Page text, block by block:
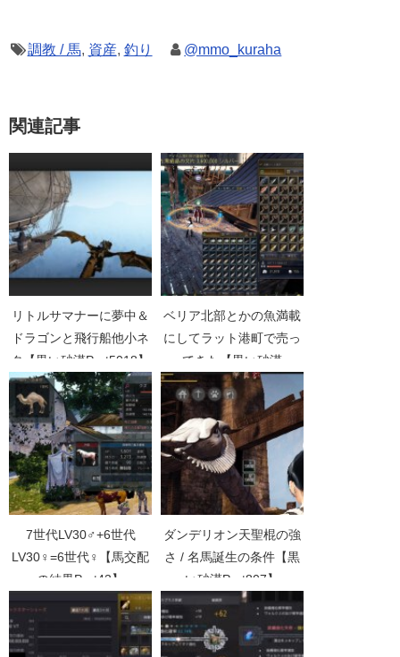
調教 / 馬, 資産, 釣り @mmo_kuraha
関連記事
リトルサマナーに夢中＆
ドラゴンと飛行船他小ネ
タ【黒い砂漠Part5018】
ベリア北部とかの魚満載
にしてラット港町で売っ
てきた【黒い砂漠
Part1059】
7世代LV30♂+6世代
LV30♀=6世代♀【馬交配
の結果Part43】
ダンデリオン天聖棍の強
さ / 名馬誕生の条件【黒
い砂漠Part807】